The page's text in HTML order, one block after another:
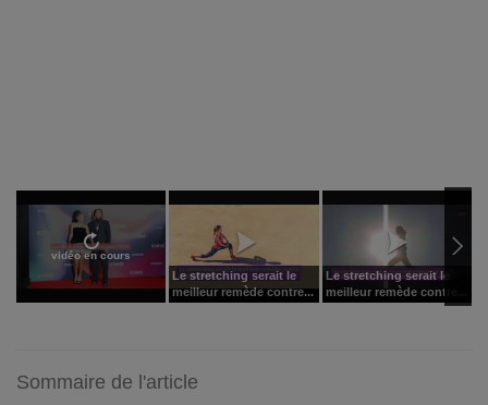
vidéo en cours
Le stretching serait le
meilleur remède contre...
Le stretching serait le
meilleur remède contre...
Sommaire de l'article